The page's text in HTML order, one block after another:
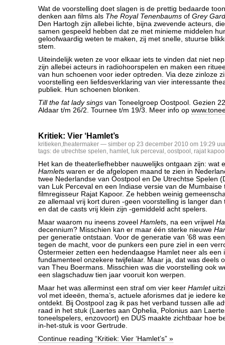
Wat de voorstelling doet slagen is de prettig bedaarde
denken aan films als The Royal Tenenbaums of Grey
Den Hartogh zijn allebei lichte, bijna zwevende acteurs,
samen gespeeld hebben dat ze met minieme middelen
geloofwaardig weten te maken, zij met snelle, stuurse
stem.
Uiteindelijk weten ze voor elkaar iets te vinden dat niet
zijn allebei acteurs in radiohoorspelen en maken een
van hun schoenen voor ieder optreden. Via deze zinloze
voorstelling een liefdesverklaring van vier interessante
publiek. Hun schoenen blonken.
Till the fat lady sings van Toneelgroep Oostpool. Gezien
Aldaar t/m 26/2. Tournee t/m 19/3. Meer info op
Kritiek: Vier ‘Hamlet’s
kritieken,theatermaker — simber op 23 december 2010 om 19:29
tags: de utrechtse spelen, hamlet, luk perceval , oostpool , rajat
Het kan de theaterliefhebber nauwelijks ontgaan zijn: wat
Hamlets waren er de afgelopen maand te zien in
twee Nederlandse van Oostpool en De Utrechtse Spelen
van Luk Perceval en een Indiase versie van de Mumbaise
filmregisseur Rajat Kapoor. Ze hebben weinig
ze allemaal vrij kort duren -geen voorstelling is langer dan
en dat de casts vrij klein zijn -gemiddeld acht spelers.
Maar waarom nu ineens zoveel Hamlets, na een vrijwel
decennium? Misschien kan er maar één sterke nieuwe
per generatie ontstaan. Voor de generatie van ’68 was
tegen de macht, voor de punkers een pure ziel in een
Ostermeier zetten een hedendaagse Hamlet neer als een
fundamenteel onzekere twijfelaar. Maar ja, dat was deels
van Theu Boermans. Misschien was die voorstelling ook
een slagschaduw tien jaar vooruit kon werpen.
Maar het was allerminst een straf om vier keer Hamlet
vol met ideeën, thema’s, actuele aforismes dat je iedere
ontdekt. Bij Oostpool zag ik pas het verband tussen alle
raad in het stuk (Laertes aan Ophelia, Polonius aan
toneelspelers, enzovoort) en DUS maakte zichtbaar hoe
in-het-stuk is voor Gertrude.
Continue reading “Kritiek: Vier ‘Hamlet’s” »